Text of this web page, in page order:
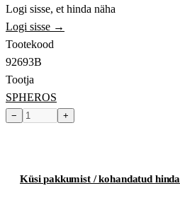
Logi sisse, et hinda näha
Logi sisse →
Tootekood
92693B
Tootja
SPHEROS
− +
Küsi pakkumist / kohandatud hinda